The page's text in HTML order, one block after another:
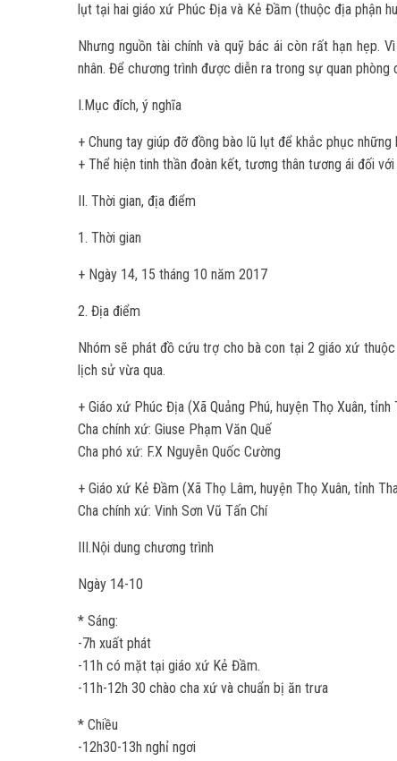
lụt tại hai giáo xứ Phúc Địa và Kẻ Đầm (thuộc địa phận
Nhưng nguồn tài chính và quỹ bác ái còn rất hạn hẹp.
nhân. Để chương trình được diễn ra trong sự quan phòng
I.Mục đích, ý nghĩa
+ Chung tay giúp đỡ đồng bào lũ lụt để khắc phục
+ Thể hiện tinh thần đoàn kết, tương thân tương ái đối
II. Thời gian, địa điểm
1. Thời gian
+ Ngày 14, 15 tháng 10 năm 2017
2. Địa điểm
Nhóm sẽ phát đồ cứu trợ cho bà con tại 2 giáo xứ
lịch sử vừa qua.
+ Giáo xứ Phúc Địa (Xã Quảng Phú, huyện Thọ Xuân, tỉnh
Cha chính xứ: Giuse Phạm Văn Quế
Cha phó xứ: F.X Nguyễn Quốc Cường
+ Giáo xứ Kẻ Đầm (Xã Thọ Lâm, huyện Thọ Xuân, tỉnh
Cha chính xứ: Vinh Sơn Vũ Tấn Chí
III.Nội dung chương trình
Ngày 14-10
* Sáng:
-7h xuất phát
-11h có mặt tại giáo xứ Kẻ Đầm.
-11h-12h 30 chào cha xứ và chuẩn bị ăn trưa
* Chiều
-12h30-13h nghỉ ngơi